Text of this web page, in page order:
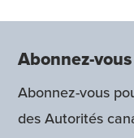
Abonnez-
Abonnez-vous
des Autorités